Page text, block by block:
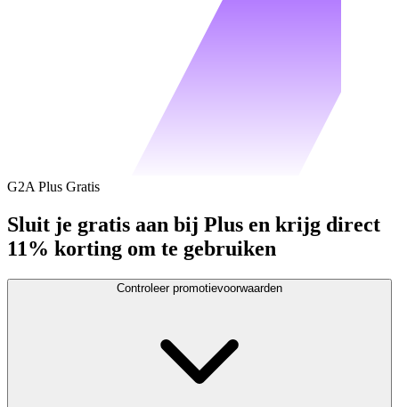
G2A Plus Gratis
Sluit je gratis aan bij Plus en krijg direct
11% korting om te gebruiken
Controleer promotievoorwaarden